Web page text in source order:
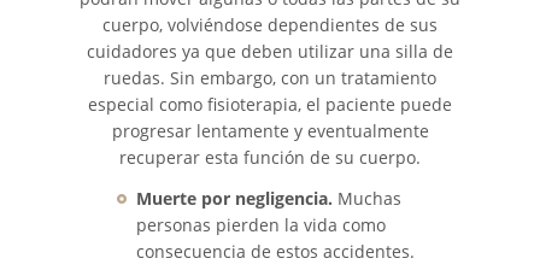
cuerpo, volviéndose dependientes de sus
cuidadores ya que deben utilizar una silla de
ruedas. Sin embargo, con un tratamiento
especial como fisioterapia, el paciente puede
progresar lentamente y eventualmente
recuperar esta función de su cuerpo.
Muerte por negligencia. Muchas
personas pierden la vida como
consecuencia de estos accidentes.